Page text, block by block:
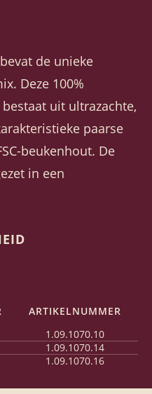
de unieke
Deze 100%
uit ultrazachte,
paarse
beukenhout. De
in een
ARTIKELNUMMER
1.09.1070.10
1.09.1070.14
1.09.1070.16